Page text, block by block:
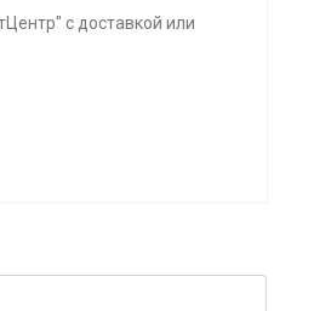
с доставкой или